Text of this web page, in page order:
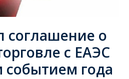
соглашение о
с ЕАЭС
года